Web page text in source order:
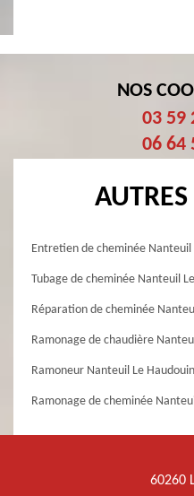
NOS
03 59
06 64
AUTRES
Entretien de cheminée Nanteuil
Tubage de cheminée Nanteuil
Réparation de cheminée
Ramonage de chaudière
Ramoneur Nanteuil Le Haudouin
Ramonage de cheminée
60260